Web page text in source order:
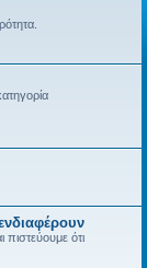
πιστεύουμε ότι